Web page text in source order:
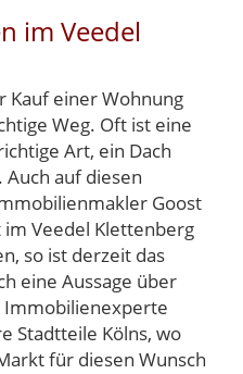
im Veedel
Kauf einer Wohnung
Weg. Oft ist eine
Art, ein Dach
auf diesen
Goost
Veedel Klettenberg
so ist derzeit das
eine Aussage über
Stadtteile Kölns, wo
für diesen Wunsch